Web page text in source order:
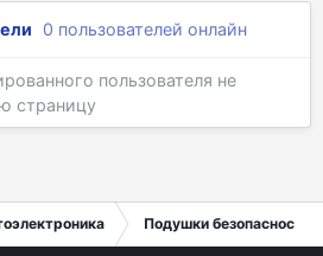
0 пользователей онлайн
пользователя не
страницу
Подушки безопасности